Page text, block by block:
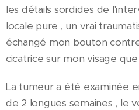
les détails sordides de
locale pure , un vrai
échangé mon bouton
cicatrice sur mon visage que
La tumeur a été examinée
de 2 longues semaines , le